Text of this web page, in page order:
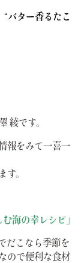
“バター香るたこ
綾です。
報をみて一喜一
す。
海の幸レシピ｣
だこなら季節を
ので便利な食材